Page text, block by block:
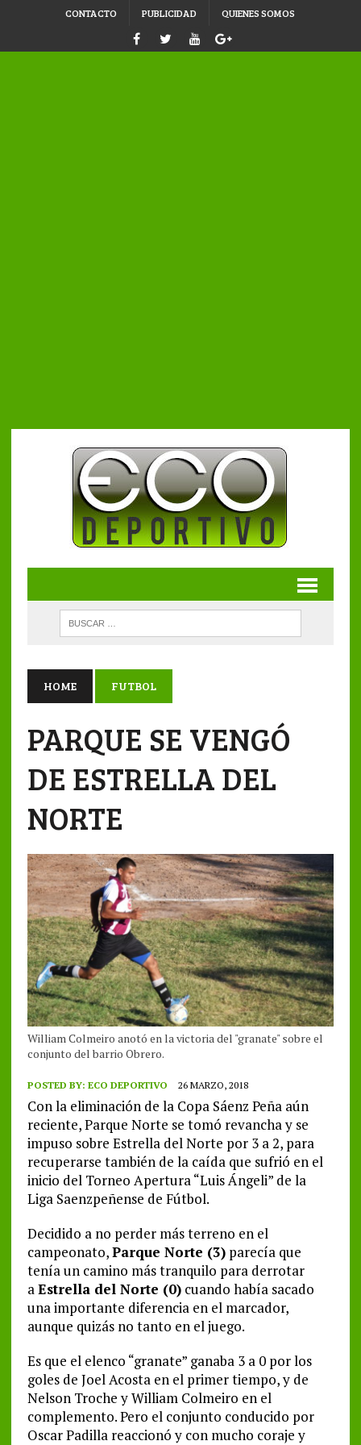
CONTACTO PUBLICIDAD QUIENES SOMOS
HOME FUTBOL
PARQUE SE VENGÓ
DE ESTRELLA DEL
NORTE
William Colmeiro anotó en la victoria del "granate" sobre el
conjunto del barrio Obrero.
POSTED BY: ECO DEPORTIVO 26 MARZO, 2018
Con la eliminación de la Copa Sáenz Peña aún
reciente, Parque Norte se tomó revancha y se
impuso sobre Estrella del Norte por 3 a 2, para
recuperarse también de la caída que sufrió en el
inicio del Torneo Apertura “Luis Ángeli” de la
Liga Saenzpeñense de Fútbol.
Decidido a no perder más terreno en el
campeonato,Parque Norte (3)parecía que
tenía un camino más tranquilo para derrotar
aEstrella del Norte (0)cuando había sacado
una importante diferencia en el marcador,
aunque quizás no tanto en el juego.
Es que el elenco “granate” ganaba 3 a 0 por los
goles de Joel Acosta en el primer tiempo, y de
Nelson Troche y William Colmeiro en el
complemento. Pero el conjunto conducido por
Oscar Padilla reaccionó y con mucho coraje y